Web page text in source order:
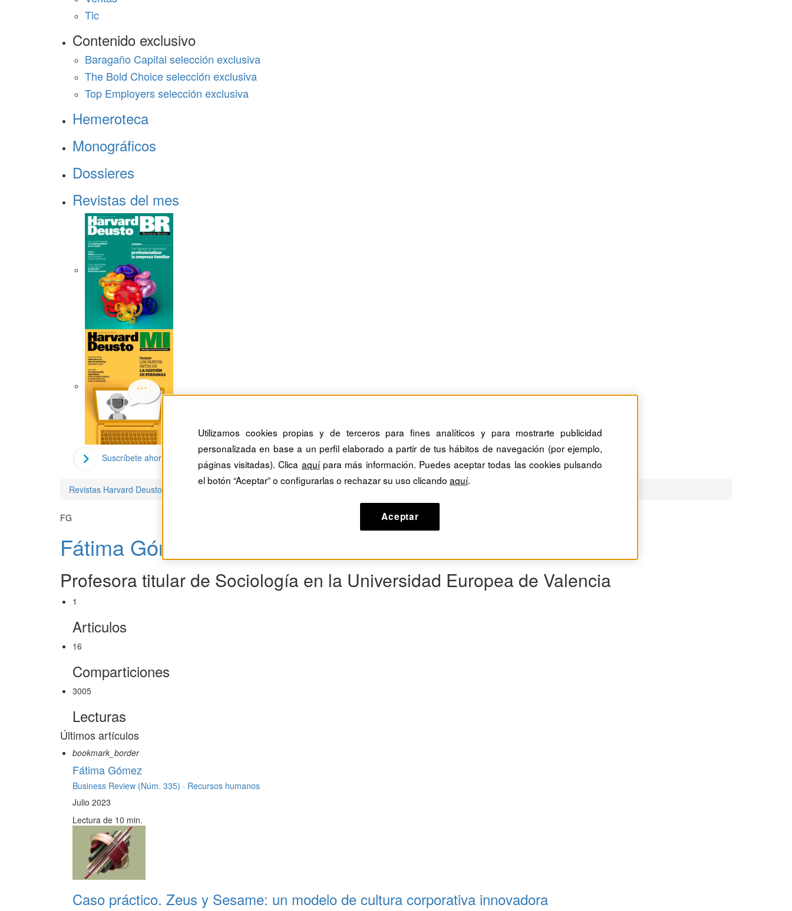
Tic
Contenido exclusivo
Baragaño Capital selección exclusiva
The Bold Choice selección exclusiva
Top Employers selección exclusiva
Hemeroteca
Monográficos
Dossieres
Revistas del mes
Suscríbete ahora
Revistas Harvard Deusto
FG
Fátima Gómez
Profesora titular de Sociología en la Universidad Europea de Valencia
1
Articulos
16
Comparticiones
3005
Lecturas
Últimos artículos
bookmark_border
Fátima Gómez
Business Review (Núm. 335) · Recursos humanos
Julio 2023
Lectura de 10 min.
Caso práctico. Zeus y Sesame: un modelo de cultura corporativa innovadora
Utilizamos cookies propias y de terceros para fines analíticos y para mostrarte publicidad
personalizada en base a un perfil elaborado a partir de tus hábitos de navegación (por ejemplo,
páginas visitadas). Clica aquípara más información. Puedes aceptar todas las cookies pulsando
el botón “Aceptar” o configurarlas o rechazar su uso clicando aquí.
Aceptar